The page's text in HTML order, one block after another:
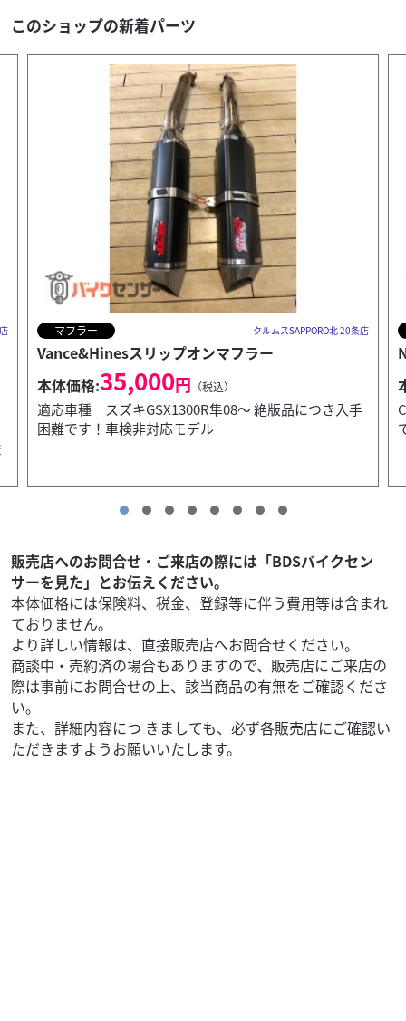
このショップの新着パーツ
店 外装関連 クルムスSAPPORO北 20条店
Nプロジェクトビキニカウル ブラスター２
本体価格:9,900円（税込）
CB1100専用ステー付属。工夫次第で他車流用も可能
です
販売店へのお問合せ・ご来店の際には「BDSバイクセン
サーを見た」とお伝えください。
本体価格には保険料、税金、登録等に伴う費用等は含まれ
ておりません。
より詳しい情報は、直接販売店へお問合せください。
商談中・売約済の場合もありますので、販売店にご来店の
際は事前にお問合せの上、該当商品の有無をご確認くださ
い。
また、詳細内容につ きましても、必ず各販売店にご確認い
ただきますようお願いいたします。